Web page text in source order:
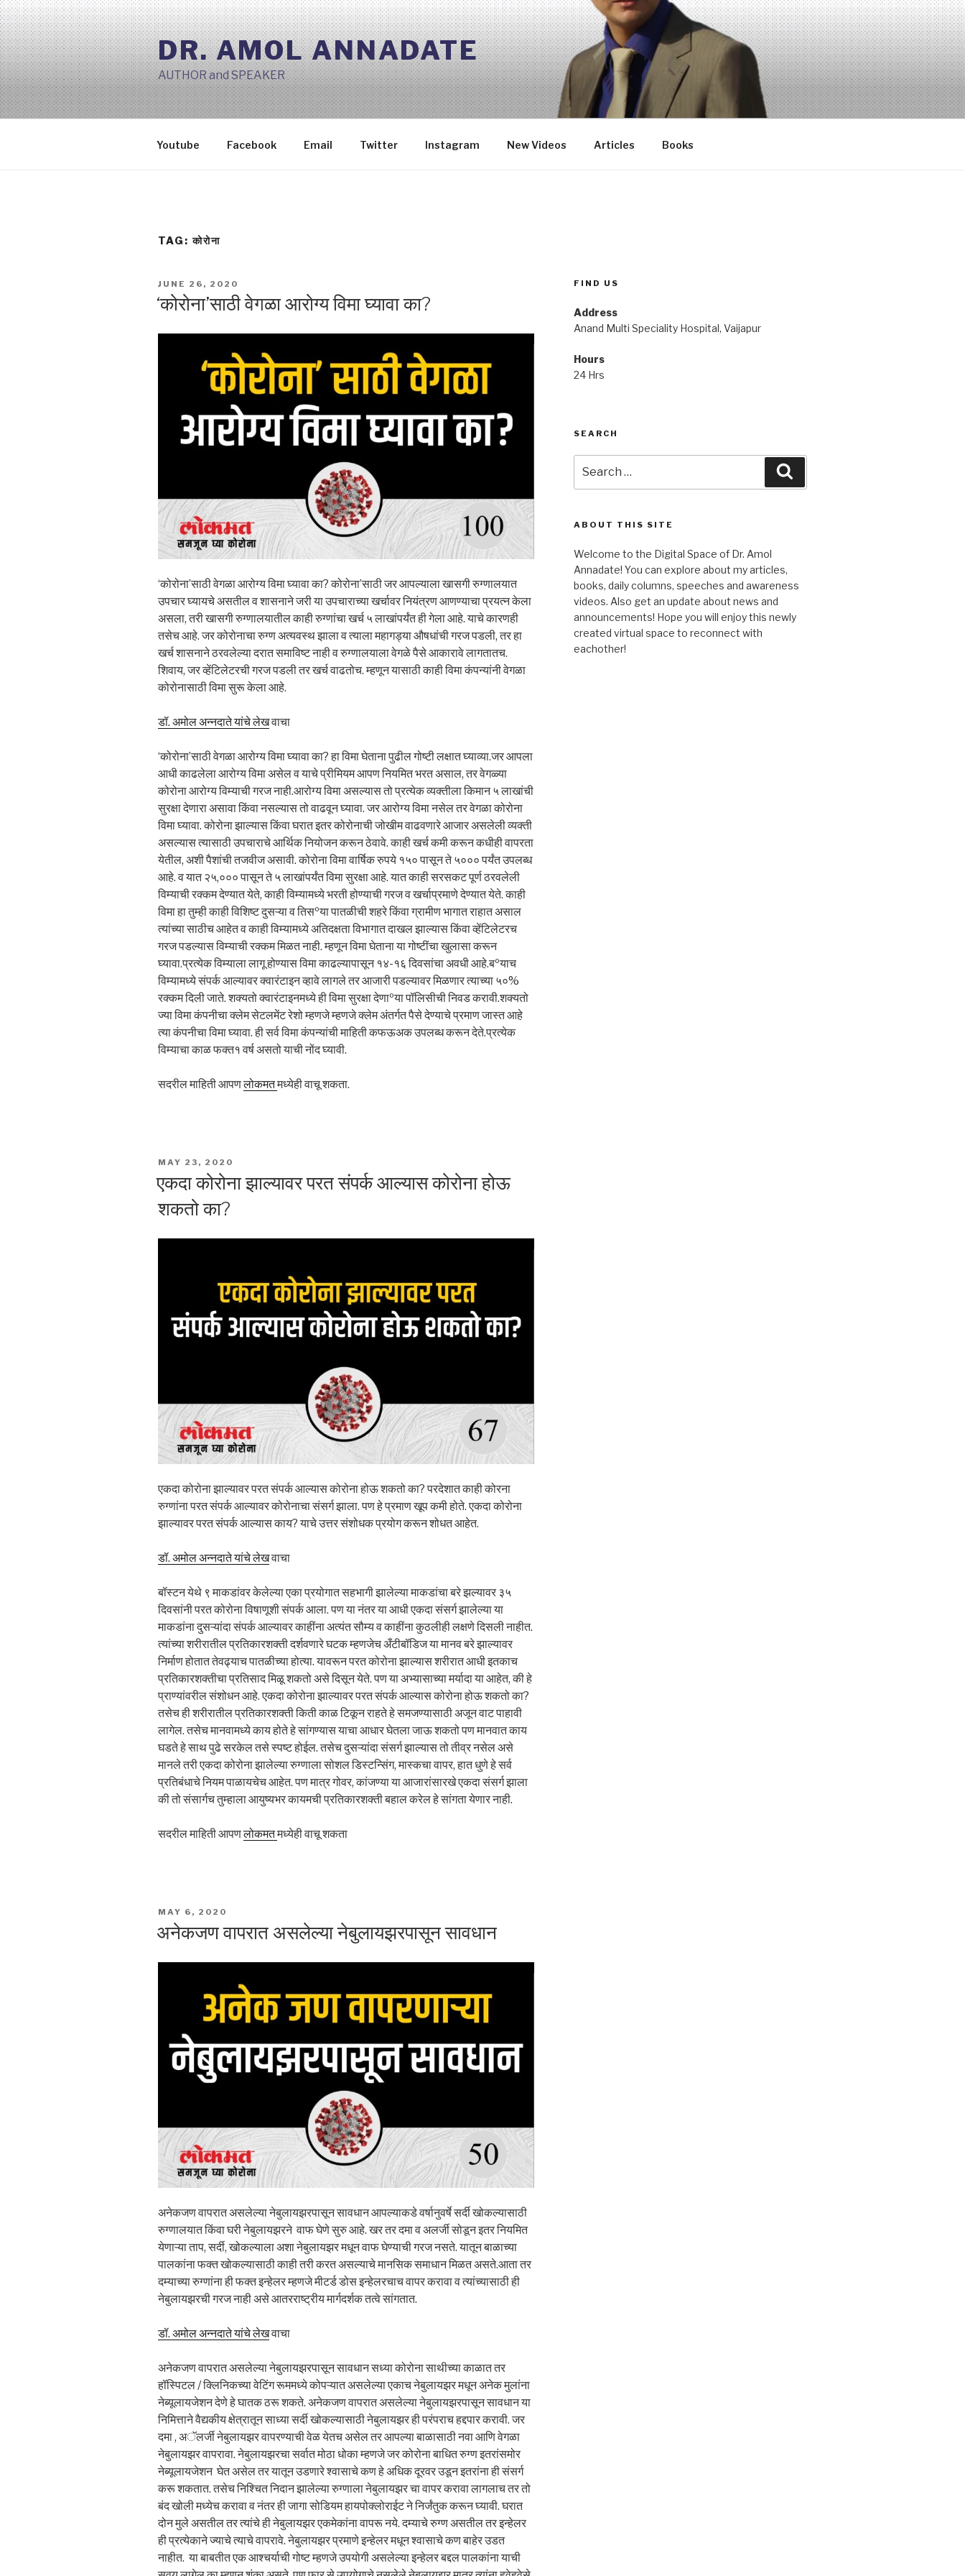
Skip
to
content
DR. AMOL ANNADATE
AUTHOR and SPEAKER
Youtube Facebook Email Twitter Instagram New Videos Articles Books
TAG:कोरोना
POSTED
ON
JUNE 26, 2020
‘कोरोना’साठी वेगळा आरोग्य विमा घ्यावा का?
‘कोरोना’साठी वेगळा आरोग्य विमा घ्यावा का? कोरोना’साठी जर आपल्याला खासगी रुग्णालयात
उपचार घ्यायचे असतील व शासनाने जरी या उपचाराच्या खर्चावर नियंत्रण आणण्याचा प्रयत्न केला
असला, तरी खासगी रुग्णालयातील काही रुग्णांचा खर्च ५ लाखांपर्यंत ही गेला आहे. याचे कारणही
तसेच आहे. जर कोरोनाचा रुग्ण अत्यवस्थ झाला व त्याला महागड्या औषधांची गरज पडली, तर हा
खर्च शासनाने ठरवलेल्या दरात समाविष्ट नाही व रुग्णालयाला वेगळे पैसे आकारावे लागतातच.
शिवाय, जर व्हेंटिलेटरची गरज पडली तर खर्च वाढतोच. म्हणून यासाठी काही विमा कंपन्यांनी वेगळा
कोरोनासाठी विमा सुरू केला आहे.
डॉ. अमोल अन्नदाते यांचे लेखवाचा
‘कोरोना’साठी वेगळा आरोग्य विमा घ्यावा का? हा विमा घेताना पुढील गोष्टी लक्षात घ्याव्या.जर आपला
आधी काढलेला आरोग्य विमा असेल व याचे प्रीमियम आपण नियमित भरत असाल, तर वेगळ्या
कोरोना आरोग्य विम्याची गरज नाही.आरोग्य विमा असल्यास तो प्रत्येक व्यक्तीला किमान ५ लाखांची
सुरक्षा देणारा असावा किंवा नसल्यास तो वाढवून घ्यावा. जर आरोग्य विमा नसेल तर वेगळा कोरोना
विमा घ्यावा. कोरोना झाल्यास किंवा घरात इतर कोरोनाची जोखीम वाढवणारे आजार असलेली व्यक्ती
असल्यास त्यासाठी उपचाराचे आर्थिक नियोजन करून ठेवावे. काही खर्च कमी करून कधीही वापरता
येतील, अशी पैशांची तजवीज असावी. कोरोना विमा वार्षिक रुपये १५० पासून ते ५००० पर्यंत उपलब्ध
आहे. व यात २५,००० पासून ते ५ लाखांपर्यंत विमा सुरक्षा आहे. यात काही सरसकट पूर्ण ठरवलेली
विम्याची रक्कम देण्यात येते, काही विम्यामध्ये भरती होण्याची गरज व खर्चाप्रमाणे देण्यात येते. काही
विमा हा तुम्ही काही विशिष्ट दुसऱ्या व तिसºया पातळीची शहरे किंवा ग्रामीण भागात राहात असाल
त्यांच्या साठीच आहेत व काही विम्यामध्ये अतिदक्षता विभागात दाखल झाल्यास किंवा व्हेंटिलेटरच
गरज पडल्यास विम्याची रक्कम मिळत नाही. म्हणून विमा घेताना या गोष्टींचा खुलासा करून
घ्यावा.प्रत्येक विम्याला लागू होण्यास विमा काढल्यापासून १४-१६ दिवसांचा अवधी आहे.बºयाच
विम्यामध्ये संपर्क आल्यावर क्वारंटाइन व्हावे लागले तर आजारी पडल्यावर मिळणार त्याच्या ५०%
रक्कम दिली जाते. शक्यतो क्वारंटाइनमध्ये ही विमा सुरक्षा देणाºया पॉलिसीची निवड करावी.शक्यतो
ज्या विमा कंपनीचा क्लेम सेटलमेंट रेशो म्हणजे म्हणजे क्लेम अंतर्गत पैसे देण्याचे प्रमाण जास्त आहे
त्या कंपनीचा विमा घ्यावा. ही सर्व विमा कंपन्यांची माहिती कफऊअक उपलब्ध करून देते.प्रत्येक
विम्याचा काळ फक्त१ वर्ष असतो याची नोंद घ्यावी.
सदरील माहिती आपणलोकमतमध्येही वाचू शकता.
POSTED
MAY 23, 2020
एकदा कोरोना झाल्यावर परत संपर्क आल्यास कोरोना होऊ
शकतो का?
एकदा कोरोना झाल्यावर परत संपर्क आल्यास कोरोना होऊ शकतो का? परदेशात काही कोरना
रुग्णांना परत संपर्क आल्यावर कोरोनाचा संसर्ग झाला. पण हे प्रमाण खूप कमी होते. एकदा कोरोना
झाल्यावर परत संपर्क आल्यास काय? याचे उत्तर संशोधक प्रयोग करून शोधत आहेत.
डॉ. अमोल अन्नदाते यांचे लेखवाचा
बॉस्टन येथे ९ माकडांवर केलेल्या एका प्रयोगात सहभागी झालेल्या माकडांचा बरे झल्यावर ३५
दिवसांनी परत कोरोना विषाणूशी संपर्क आला. पण या नंतर या आधी एकदा संसर्ग झालेल्या या
माकडांना दुसऱ्यांदा संपर्क आल्यावर काहींना अत्यंत सौम्य व काहींना कुठलीही लक्षणे दिसली नाहीत.
त्यांच्या शरीरातील प्रतिकारशक्ती दर्शवणारे घटक म्हणजेच अँटीबॉडिज या मानव बरे झाल्यावर
निर्माण होतात तेवढ्याच पातळीच्या होत्या. यावरून परत कोरोना झाल्यास शरीरात आधी इतकाच
प्रतिकारशक्तीचा प्रतिसाद मिळू शकतो असे दिसून येते. पण या अभ्यासाच्या मर्यादा या आहेत, की हे
प्राण्यांवरील संशोधन आहे. एकदा कोरोना झाल्यावर परत संपर्क आल्यास कोरोना होऊ शकतो का?
तसेच ही शरीरातील प्रतिकारशक्ती किती काळ टिकून राहते हे समजण्यासाठी अजून वाट पाहावी
लागेल. तसेच मानवामध्ये काय होते हे सांगण्यास याचा आधार घेतला जाऊ शकतो पण मानवात काय
घडते हे साथ पुढे सरकेल तसे स्पष्ट होईल. तसेच दुसऱ्यांदा संसर्ग झाल्यास तो तीव्र नसेल असे
मानले तरी एकदा कोरोना झालेल्या रुग्णाला सोशल डिस्टन्सिंग, मास्कचा वापर, हात धुणे हे सर्व
प्रतिबंधाचे नियम पाळायचेच आहेत. पण मात्र गोवर, कांजण्या या आजारांसारखे एकदा संसर्ग झाला
की तो संसार्गच तुम्हाला आयुष्यभर कायमची प्रतिकारशक्ती बहाल करेल हे सांगता येणार नाही.
सदरील माहिती आपणलोकमतमध्येही वाचू शकता
POSTED
MAY 6, 2020
अनेकजण वापरात असलेल्या नेबुलायझरपासून सावधान
अनेकजण वापरात असलेल्या नेबुलायझरपासून सावधान आपल्याकडे वर्षानुवर्षे सर्दी खोकल्यासाठी
रुग्णालयात किंवा घरी नेबुलायझरने वाफ घेणे सुरु आहे. खर तर दमा व अलर्जी सोडून इतर नियमित
येणाऱ्या ताप, सर्दी, खोकल्याला अशा नेबुलायझर मधून वाफ घेण्याची गरज नसते. यातून बाळाच्या
पालकांना फक्त खोकल्यासाठी काही तरी करत असल्याचे मानसिक समाधान मिळत असते.आता तर
दम्याच्या रुग्णांना ही फक्त इन्हेलर म्हणजे मीटर्ड डोस इन्हेलरचाच वापर करावा व त्यांच्यासाठी ही
नेबुलायझरची गरज नाही असे आतरराष्ट्रीय मार्गदर्शक तत्वे सांगतात.
डॉ. अमोल अन्नदाते यांचे लेखवाचा
अनेकजण वापरात असलेल्या नेबुलायझरपासून सावधान सध्या कोरोना साथीच्या काळात तर
हॉस्पिटल / क्लिनिकच्या वेटिंग रूममध्ये कोपऱ्यात असलेल्या एकाच नेबुलायझर मधून अनेक मुलांना
नेब्यूलायजेशन देणे हे घातक ठरू शकते. अनेकजण वापरात असलेल्या नेबुलायझरपासून सावधान या
निमित्ताने वैद्यकीय क्षेत्रातून साध्या सर्दी खोकल्यासाठी नेबुलायझर ही परंपराच हद्दपार करावी. जर
दमा , अॅलर्जी नेबुलायझर वापरण्याची वेळ येतच असेल तर आपल्या बाळासाठी नवा आणि वेगळा
नेबुलायझर वापरावा. नेबुलायझरचा सर्वात मोठा धोका म्हणजे जर कोरोना बाधित रुग्ण इतरांसमोर
नेब्यूलायजेशन घेत असेल तर यातून उडणारे श्वासाचे कण हे अधिक दूरवर उडून इतरांना ही संसर्ग
करू शकतात. तसेच निश्चित निदान झालेल्या रुग्णाला नेबुलायझर चा वापर करावा लागलाच तर तो
बंद खोली मध्येच करावा व नंतर ही जागा सोडियम हायपोक्लोराईट ने निर्जंतुक करून घ्यावी. घरात
दोन मुले असतील तर त्यांचे ही नेबुलायझर एकमेकांना वापरू नये. दम्याचे रुग्ण असतील तर इन्हेलर
ही प्रत्येकाने ज्याचे त्याचे वापरावे. नेबुलायझर प्रमाणे इन्हेलर मधून श्वासाचे कण बाहेर उडत
नाहीत. या बाबतीत एक आश्चर्याची गोष्ट म्हणजे उपयोगी असलेल्या इन्हेलर बद्दल पालकांना याची
FIND US
Address
Anand Multi Speciality Hospital, Vaijapur
Hours
24 Hrs
SEARCH
for:
ABOUT THIS SITE
Welcome to the Digital Space of Dr. Amol
Annadate! You can explore about my articles,
books, daily columns, speeches and awareness
videos. Also get an update about news and
announcements! Hope you will enjoy this newly
created virtual space to reconnect with
eachother!